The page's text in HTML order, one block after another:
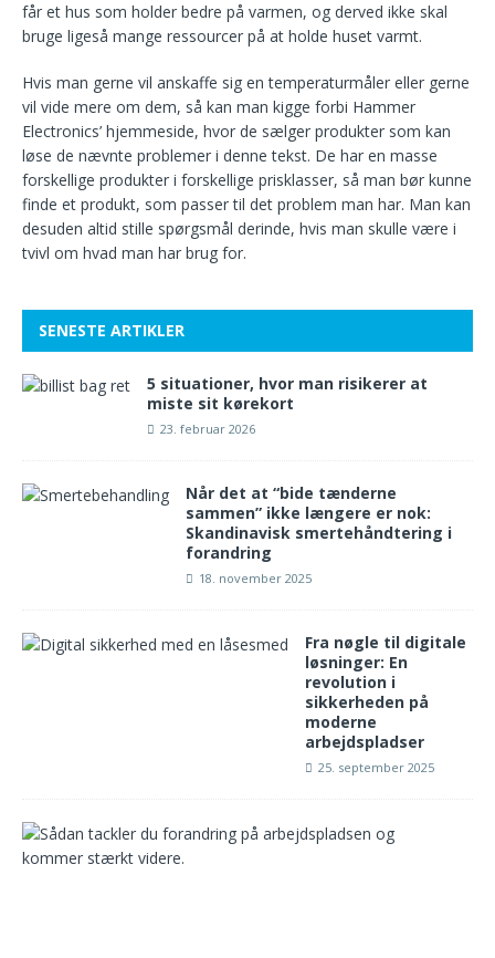
får et hus som holder bedre på varmen, og derved ikke skal
bruge ligeså mange ressourcer på at holde huset varmt.
Hvis man gerne vil anskaffe sig en temperaturmåler eller gerne
vil vide mere om dem, så kan man kigge forbi Hammer
Electronics’ hjemmeside, hvor de sælger produkter som kan
løse de nævnte problemer i denne tekst. De har en masse
forskellige produkter i forskellige prisklasser, så man bør kunne
finde et produkt, som passer til det problem man har. Man kan
desuden altid stille spørgsmål derinde, hvis man skulle være i
tvivl om hvad man har brug for.
SENESTE ARTIKLER
5 situationer, hvor man risikerer at
miste sit kørekort
23. februar 2026
Når det at “bide tænderne
sammen” ikke længere er nok:
Skandinavisk smertehåndtering i
forandring
18. november 2025
Fra nøgle til digitale
løsninger: En
revolution i
sikkerheden på
moderne
arbejdspladser
25. september 2025